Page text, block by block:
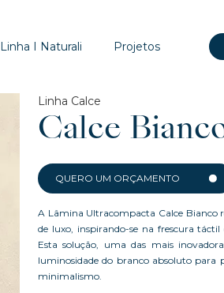
Linha I Naturali Projetos
Linha Calce
Calce
QUERO UM ORÇAMENTO
A Lâmina Ultracompacta Calce Bianco
de luxo, inspirando-se na frescura
Esta solução, uma das mais
luminosidade do branco absoluto para
minimalismo.